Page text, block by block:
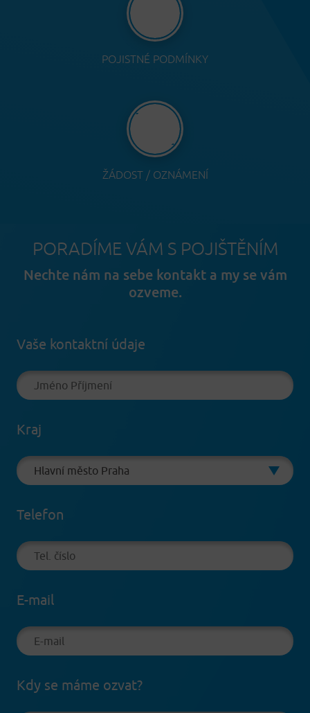
POJISTNÉ PODMÍNKY
ŽÁDOST / OZNÁMENÍ
PORADÍME VÁM S POJIŠTĚNÍM
Nechte nám na sebe kontakt a my se vám
ozveme.
Vaše kontaktní údaje
Kraj
Telefon
E-mail
Kdy se máme ozvat?